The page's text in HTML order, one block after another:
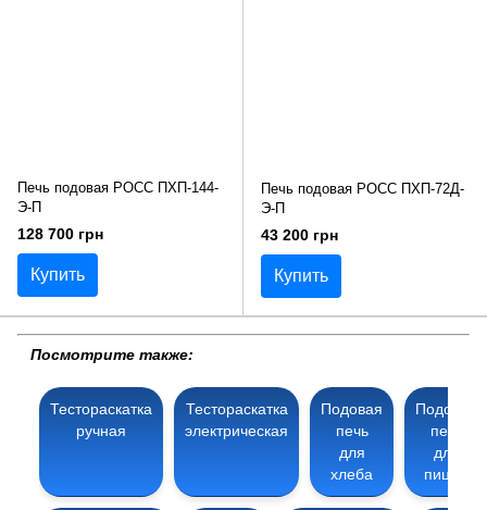
Печь подовая РОСС ПХП-144-
Э-П
128 700 грн
Купить
Печь подовая РОСС ПХП-72Д-
Э-П
43 200 грн
Купить
Посмотрите также:
Тестораскатка
ручная
Тестораскатка
электрическая
Подовая
печь
для
хлеба
Подовая
печь
для
пиццы